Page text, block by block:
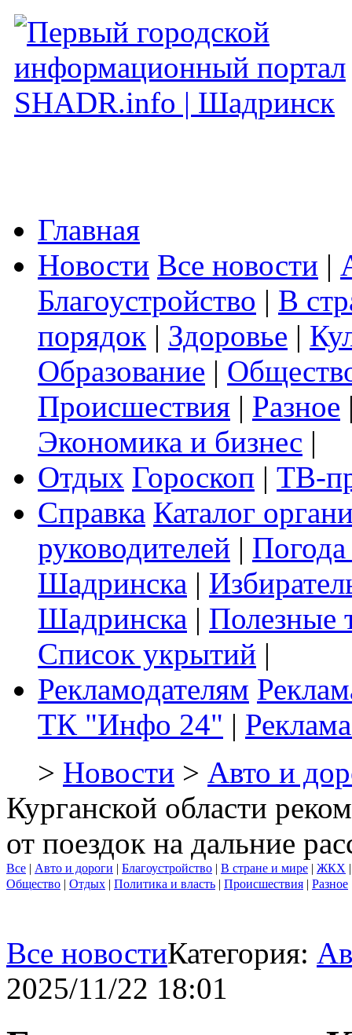
Главная
Новости Все новости |
Благоустройство | В
порядок | Здоровье |
Образование |
Происшествия | Разное
Экономика и бизнес |
Отдых Гороскоп | ТВ-
Справка Каталог
руководителей |
Шадринска |
Шадринска | Полезные
Список укрытий |
Рекламодателям
ТК "Инфо 24" |
> Новости > Авто и
Курганской области
от поездок на дальние
Все | Авто и дороги | Благоустройство | В стране и мире | ЖКХ
Общество | Отдых | Политика и власть | Происшествия | Разное
Все новостиКатегория:
2025/11/22 18:01